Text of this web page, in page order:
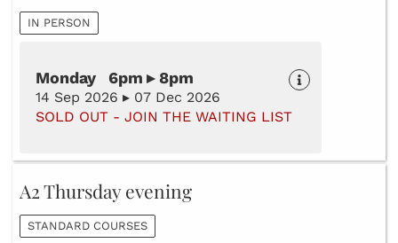
IN PERSON
Monday 6pm ▸ 8pm
14 Sep 2026 ▸ 07 Dec 2026
SOLD OUT - JOIN THE WAITING LIST
A2 Thursday evening
STANDARD COURSES